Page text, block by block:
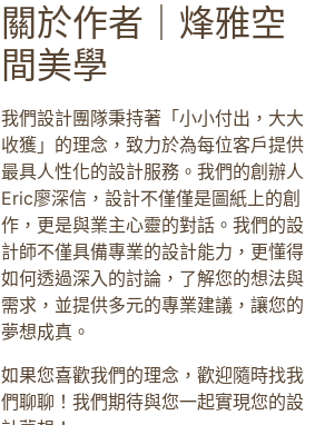
關於作者｜烽雅空
間美學
我們設計團隊秉持著「小小付出，大大
收獲」的理念，致力於為每位客戶提供
最具人性化的設計服務。我們的創辦人
Eric廖深信，設計不僅僅是圖紙上的創
作，更是與業主心靈的對話。我們的設
計師不僅具備專業的設計能力，更懂得
如何透過深入的討論，了解您的想法與
需求，並提供多元的專業建議，讓您的
夢想成真。
如果您喜歡我們的理念，歡迎隨時找我
們聊聊！我們期待與您一起實現您的設